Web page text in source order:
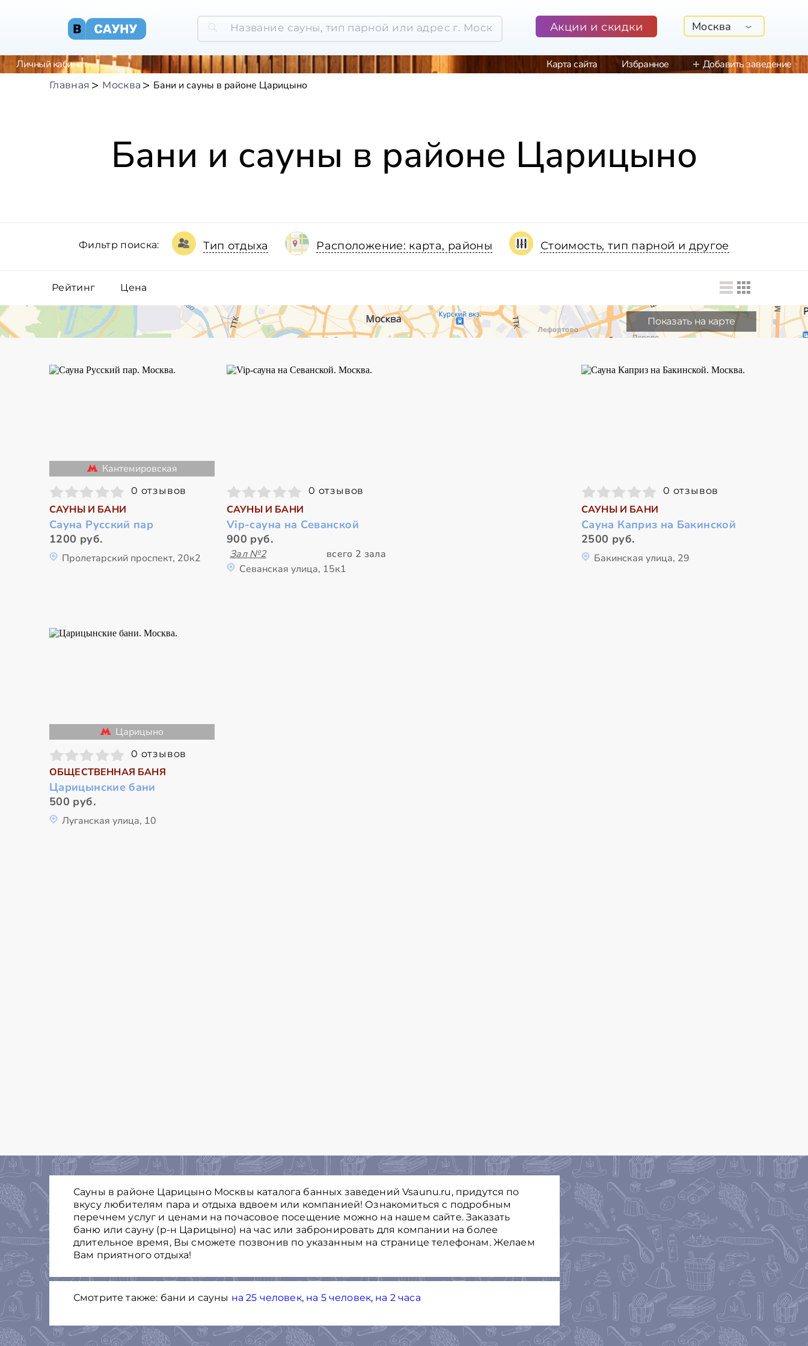
Акции и скидки Москва
Личный кабинет Карта сайта Избранное Добавить заведение
Главная Москва Бани и сауны в районе Царицыно
Бани и сауны в районе Царицыно
Фильтр поиска: Тип отдыха Расположение: карта, районы Стоимость, тип парной и другое
Рейтинг Цена
Показать на карте
Кантемировская
0 отзывов
САУНЫ И БАНИ
Сауна Русский пар
1200 руб.
Пролетарский проспект, 20к2
0 отзывов
САУНЫ И БАНИ
Vip-сауна на Севанской
900 руб.
Зал №2
всего 2 зала
Севанская улица, 15к1
0 отзывов
САУНЫ И БАНИ
Сауна Каприз на Бакинской
2500 руб.
Бакинская улица, 29
Царицыно
0 отзывов
ОБЩЕСТВЕННАЯ БАНЯ
Царицынские бани
500 руб.
Луганская улица, 10
Сауны в районе Царицыно Москвы каталога банных заведений Vsaunu.ru, придутся по
вкусу любителям пара и отдыха вдвоем или компанией! Ознакомиться с подробным
перечнем услуг и ценами на почасовое посещение можно на нашем сайте. Заказать
баню или сауну (р-н Царицыно) на час или забронировать для компании на более
длительное время, Вы cможете позвонив по указанным на странице телефонам. Желаем
Вам приятного отдыха!
Смотрите также: бани и сауны на 25 человек, на 5 человек, на 2 часа